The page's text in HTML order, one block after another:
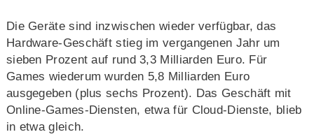
Die Geräte sind inzwischen wieder verfügbar, das
Hardware-Geschäft stieg im vergangenen Jahr um
sieben Prozent auf rund 3,3 Milliarden Euro. Für
Games wiederum wurden 5,8 Milliarden Euro
ausgegeben (plus sechs Prozent). Das Geschäft mit
Online-Games-Diensten, etwa für Cloud-Dienste, blieb
in etwa gleich.